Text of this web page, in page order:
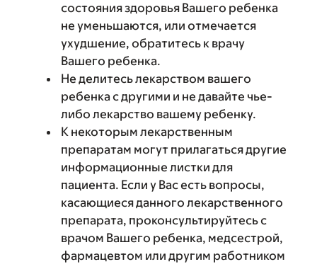
состояния здоровья Вашего ребенка
не уменьшаются, или отмечается
ухудшение, обратитесь к врачу
Вашего ребенка.
Не делитесь лекарством вашего
ребенка с другими и не давайте чье-
либо лекарство вашему ребенку.
К некоторым лекарственным
препаратам могут прилагаться другие
информационные листки для
пациента. Если у Вас есть вопросы,
касающиеся данного лекарственного
препарата, проконсультируйтесь с
врачом Вашего ребенка, медсестрой,
фармацевтом или другим работником